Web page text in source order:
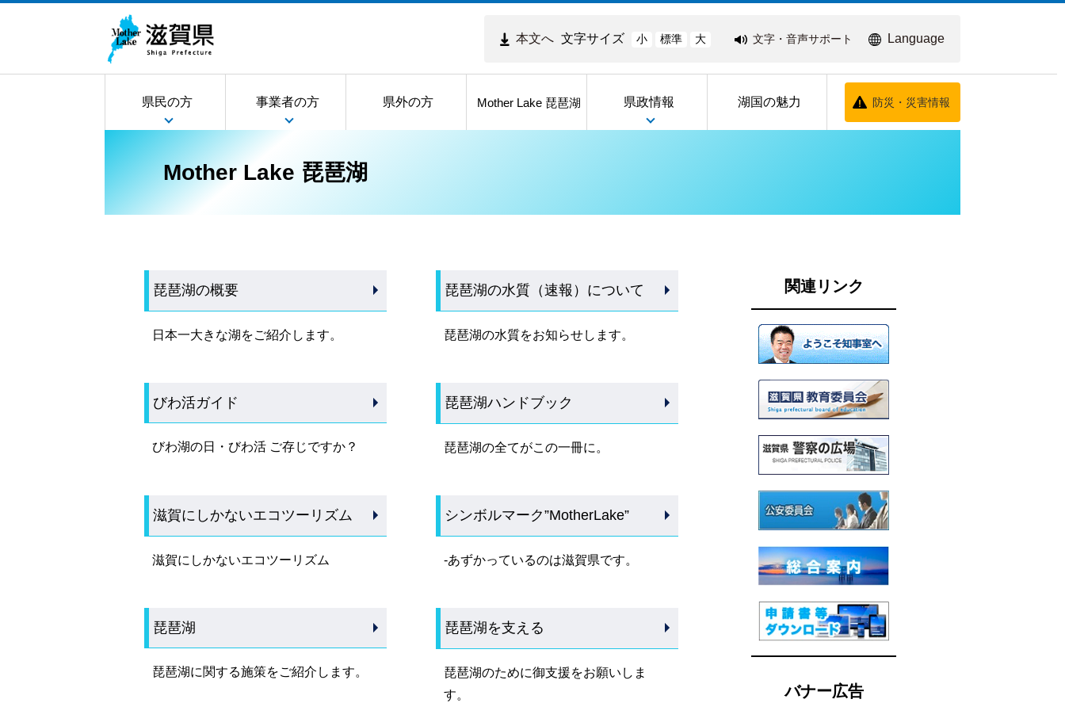
本文へ 文字サイズ 小 標準 大 文字・音声サポート Language
県民の方 事業者の方 県外の方 Mother Lake 琵琶湖 県政情報 湖国の魅力 防災・災害情報
Mother Lake 琵琶湖
琵琶湖の概要
日本一大きな湖をご紹介します。
琵琶湖の水質（速報）について
琵琶湖の水質をお知らせします。
びわ活ガイド
びわ湖の日・びわ活 ご存じですか？
琵琶湖ハンドブック
琵琶湖の全てがこの一冊に。
滋賀にしかないエコツーリズム
滋賀にしかないエコツーリズム
シンボルマーク”MotherLake”
-あずかっているのは滋賀県です。
琵琶湖
琵琶湖に関する施策をご紹介します。
琵琶湖を支える
琵琶湖のために御支援をお願いしま
す。
関連リンク
バナー広告